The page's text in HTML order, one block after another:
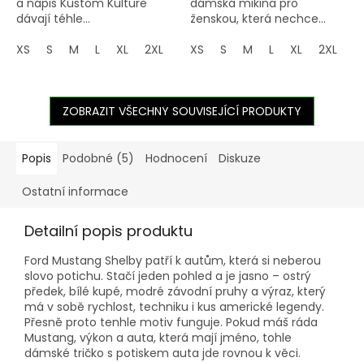
dávají téhle...
XS
S M L XL 2XL 3XL 4XL 5XL
ženskou, která nechce...
XS
S M L XL 2XL
ZOBRAZIT VŠECHNY SOUVISEJÍCÍ PRODUKTY
Popis Podobné (5) Hodnocení Diskuze
Ostatní informace
Detailní popis produktu
Ford Mustang Shelby patří k autům, která si neberou
slovo potichu. Stačí jeden pohled a je jasno – ostrý
předek, bílé kupé, modré závodní pruhy a výraz, který
má v sobě rychlost, techniku i kus americké legendy.
Přesně proto tenhle motiv funguje. Pokud máš ráda
Mustang, výkon a auta, která mají jméno, tohle
dámské tričko s potiskem auta jde rovnou k věci.